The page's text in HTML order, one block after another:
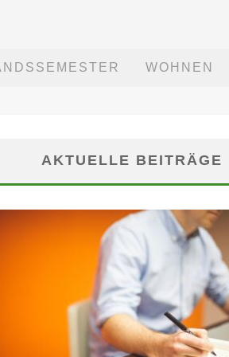
WOHNEN
AKTUELLE BEITRÄGE